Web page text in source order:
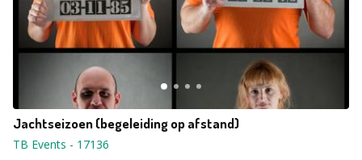
Jachtseizoen (begeleiding op afstand)
TB Events - 17136